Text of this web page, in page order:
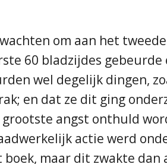
om aan het
60 bladzijdes
wel degelijk dingen,
en dat ze dit ging
angst onthuld
actie werd
maar dit zwakte dan